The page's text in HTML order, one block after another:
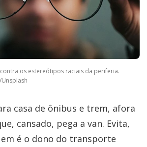
os estereótipos raciais da periferia.
casa de ônibus e trem, afora
cansado, pega a van. Evita,
é o dono do transporte